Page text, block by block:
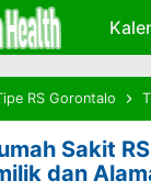
RS Gorontalo
Sakit
dan